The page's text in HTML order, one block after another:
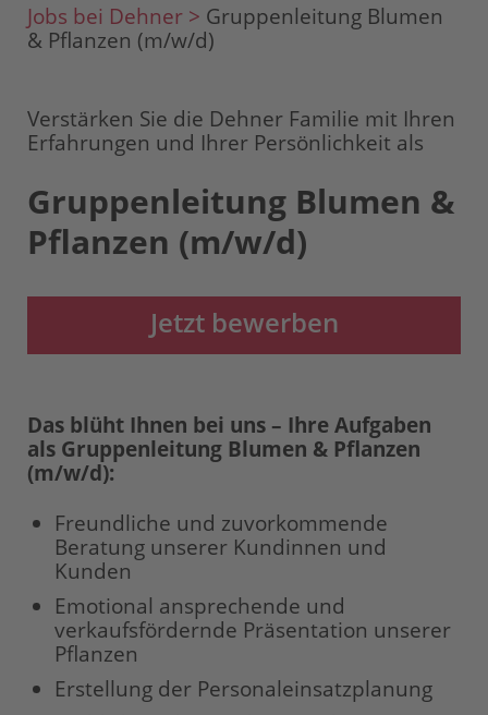
Jobs bei Dehner > Gruppenleitung Blumen
& Pflanzen (m/w/d)
Verstärken Sie die Dehner Familie mit Ihren
Erfahrungen und Ihrer Persönlichkeit als
Gruppenleitung Blumen &
Pflanzen (m/w/d)
Jetzt bewerben
Das blüht Ihnen bei uns – Ihre Aufgaben
als Gruppenleitung Blumen & Pflanzen
(m/w/d):
Freundliche und zuvorkommende
Beratung unserer Kundinnen und
Kunden
Emotional ansprechende und
verkaufsfördernde Präsentation unserer
Pflanzen
Erstellung der Personaleinsatzplanung